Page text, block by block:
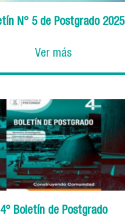
N° 5 de Postgrado 2025
Ver más
4° Boletín de Postgrado